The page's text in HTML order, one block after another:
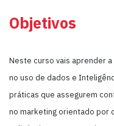
Objetivos
Neste curso vais aprender
no uso de dados e
práticas que assegurem
no marketing orientado por